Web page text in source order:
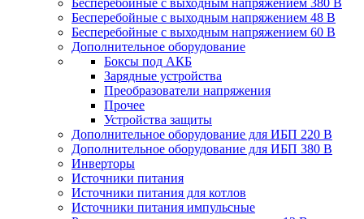
Бесперебойные с выходным напряжением 380 В
Бесперебойные с выходным напряжением 48 В
Бесперебойные с выходным напряжением 60 В
Дополнительное оборудование
Боксы под АКБ
Зарядные устройства
Преобразователи напряжения
Прочее
Устройства защиты
Дополнительное оборудование для ИБП 220 В
Дополнительное оборудование для ИБП 380 В
Инверторы
Источники питания
Источники питания для котлов
Источники питания импульсные